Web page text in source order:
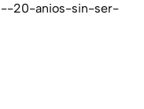
20-anios-sin-ser-